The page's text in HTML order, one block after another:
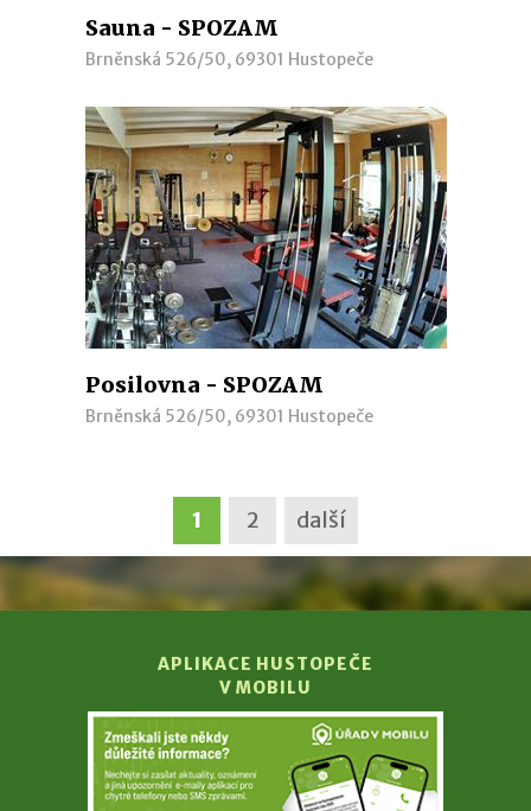
Sauna - SPOZAM
Brněnská 526/50, 69301 Hustopeče
Posilovna - SPOZAM
Brněnská 526/50, 69301 Hustopeče
1 2 další
APLIKACE HUSTOPEČE
V MOBILU